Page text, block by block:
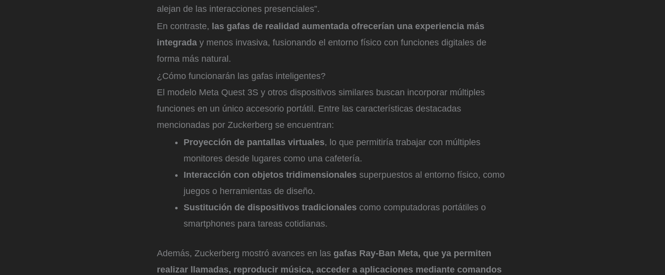
alejan de las interacciones presenciales”.
En contraste, las gafas de realidad aumentada ofrecerían una experiencia más
integrada y menos invasiva, fusionando el entorno físico con funciones digitales de
forma más natural.
¿Cómo funcionarán las gafas inteligentes?
El modelo Meta Quest 3S y otros dispositivos similares buscan incorporar múltiples
funciones en un único accesorio portátil. Entre las características destacadas
mencionadas por Zuckerberg se encuentran:
Proyección de pantallas virtuales, lo que permitiría trabajar con múltiples
monitores desde lugares como una cafetería.
Interacción con objetos tridimensionales superpuestos al entorno físico, como
juegos o herramientas de diseño.
Sustitución de dispositivos tradicionales como computadoras portátiles o
smartphones para tareas cotidianas.
Además, Zuckerberg mostró avances en las gafas Ray-Ban Meta, que ya permiten
realizar llamadas, reproducir música, acceder a aplicaciones mediante comandos